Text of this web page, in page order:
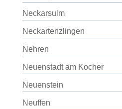
Neckarsulm
Neckartenzlingen
Nehren
Neuenstadt am Kocher
Neuenstein
Neuffen